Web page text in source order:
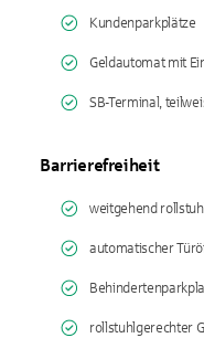
Kundenparkplätze
Geldautomat mit
SB-Terminal,
Barrierefreiheit
weitgehend
automatischer
rollstuhlgerechter